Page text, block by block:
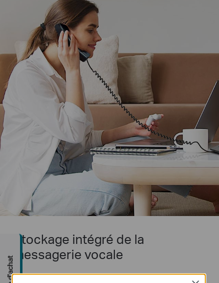
Stockage intégré de la
messagerie vocale
Au lieu de payer pour un service de messagerie